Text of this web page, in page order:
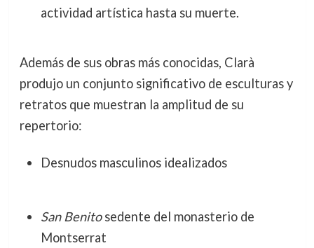
actividad artística hasta su muerte.
Además de sus obras más conocidas, Clarà
produjo un conjunto significativo de esculturas y
retratos que muestran la amplitud de su
repertorio:
Desnudos masculinos idealizados
San Benitosedente del monasterio de
Montserrat